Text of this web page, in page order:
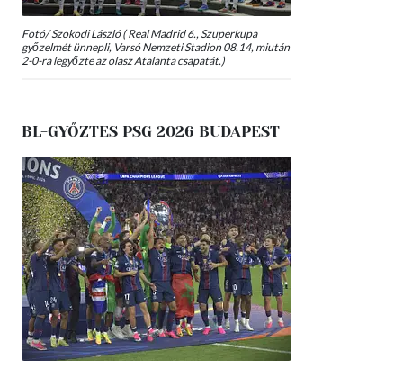
Fotó/ Szokodi László ( Real Madrid 6., Szuperkupa
győzelmét ünnepli, Varsó Nemzeti Stadion 08.14, miután
2-0-ra legyőzte az olasz Atalanta csapatát.)
BL-GYŐZTES PSG 2026 BUDAPEST